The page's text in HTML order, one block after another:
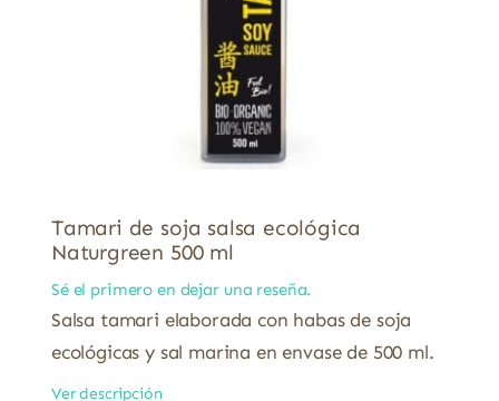
Tamari de soja salsa ecológica
Naturgreen 500 ml
Sé el primero en dejar una reseña.
Salsa tamari elaborada con habas de soja
ecológicas y sal marina en envase de 500 ml.
Ver descripción